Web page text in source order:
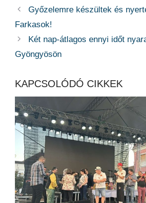
Győzelemre készültek és
Farkasok!
Két nap-átlagos ennyi időt
Gyöngyösön
KAPCSOLÓDÓ CIKKEK